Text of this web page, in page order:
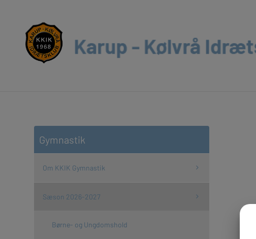
Gymnastik
Om KKIK Gymnastik
Sæson 2026-2027
Børne- og Ungdomshold